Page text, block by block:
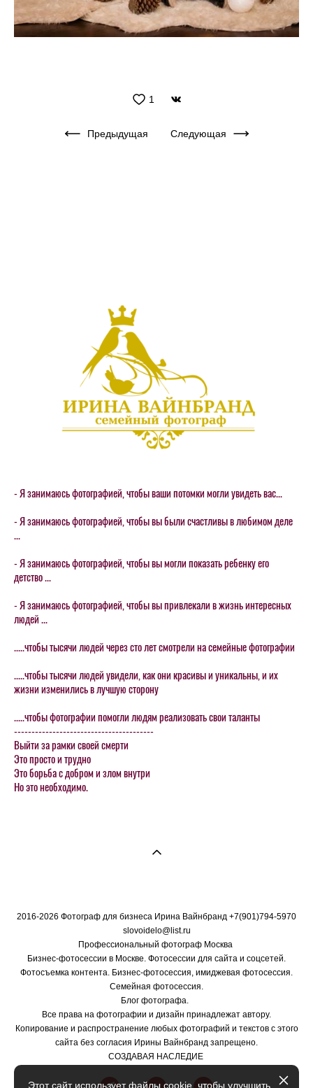
1
Предыдущая Следующая
- Я занимаюсь фотографией, чтобы ваши потомки могли увидеть вас...
- Я занимаюсь фотографией, чтобы вы были счастливы в любимом деле
...
- Я занимаюсь фотографией, чтобы вы могли показать ребенку его
детство ...
- Я занимаюсь фотографией, чтобы вы привлекали в жизнь интересных
людей ...
.....чтобы тысячи людей через сто лет смотрели на семейные фотографии
.....чтобы тысячи людей увидели, как они красивы и уникальны, и их
жизни изменились в лучшую сторону
.....чтобы фотографии помогли людям реализовать свои таланты
----------------------------------------
Выйти за рамки своей смерти
Это просто и трудно
Это борьба с добром и злом внутри
Но это необходимо.
2016-2026 Фотограф для бизнеса Ирина Вайнбранд +7(901)794-5970
slovoidelo@list.ru
Профессиональный фотограф Москва
Бизнес-фотосессии в Москве. Фотосессии для сайта и соцсетей.
Фотосъемка контента. Бизнес-фотосессия, имиджевая фотосессия.
Семейная фотосессия.
Блог фотографа.
Все права на фотографии и дизайн принадлежат автору.
Копирование и распространение любых фотографий и текстов с этого
сайта без согласия Ирины Вайнбранд запрещено.
СОЗДАВАЯ НАСЛЕДИЕ
Этот сайт использует файлы cookie, чтобы улучшить